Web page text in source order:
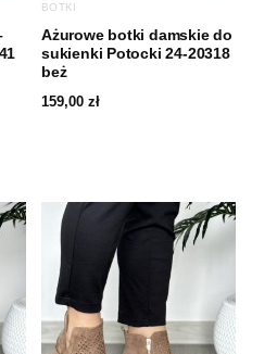
BOTKI
Ażurowe botki damskie do
sukienki Potocki 24-20318
beż
159,00 zł